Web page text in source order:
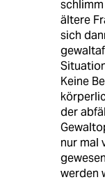
schlimm
ältere
sich
Keine
der
nur mal
werden